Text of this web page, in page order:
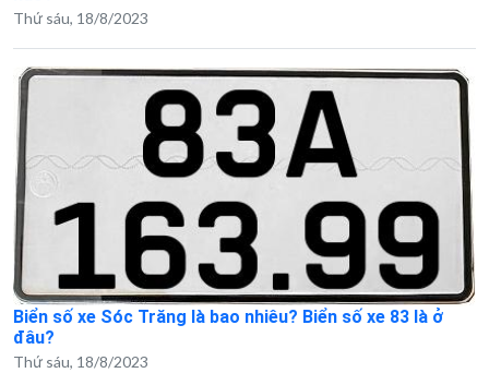
Thứ sáu, 18/8/2023
Biển số xe Sóc Trăng là bao nhiêu? Biển số xe 83 là ở
đâu?
Thứ sáu, 18/8/2023